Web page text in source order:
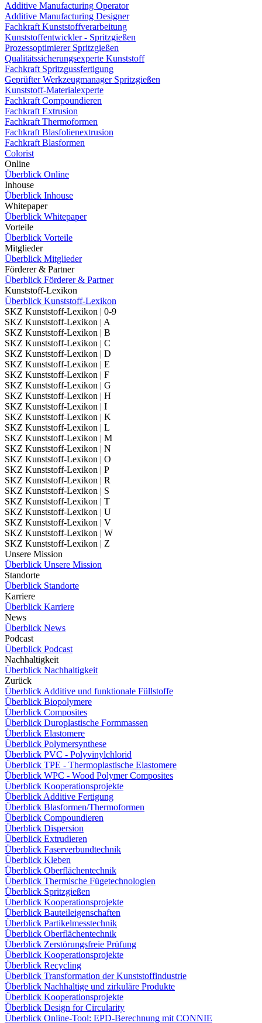
Additive Manufacturing Operator
Additive Manufacturing Designer
Fachkraft Kunststoffverarbeitung
Kunststoffentwickler - Spritzgießen
Prozessoptimierer Spritzgießen
Qualitätssicherungsexperte Kunststoff
Fachkraft Spritzgussfertigung
Geprüfter Werkzeugmanager Spritzgießen
Kunststoff-Materialexperte
Fachkraft Compoundieren
Fachkraft Extrusion
Fachkraft Thermoformen
Fachkraft Blasfolienextrusion
Fachkraft Blasformen
Colorist
Online
Überblick Online
Inhouse
Überblick Inhouse
Whitepaper
Überblick Whitepaper
Vorteile
Überblick Vorteile
Mitglieder
Überblick Mitglieder
Förderer & Partner
Überblick Förderer & Partner
Kunststoff-Lexikon
Überblick Kunststoff-Lexikon
SKZ Kunststoff-Lexikon | 0-9
SKZ Kunststoff-Lexikon | A
SKZ Kunststoff-Lexikon | B
SKZ Kunststoff-Lexikon | C
SKZ Kunststoff-Lexikon | D
SKZ Kunststoff-Lexikon | E
SKZ Kunststoff-Lexikon | F
SKZ Kunststoff-Lexikon | G
SKZ Kunststoff-Lexikon | H
SKZ Kunststoff-Lexikon | I
SKZ Kunststoff-Lexikon | K
SKZ Kunststoff-Lexikon | L
SKZ Kunststoff-Lexikon | M
SKZ Kunststoff-Lexikon | N
SKZ Kunststoff-Lexikon | O
SKZ Kunststoff-Lexikon | P
SKZ Kunststoff-Lexikon | R
SKZ Kunststoff-Lexikon | S
SKZ Kunststoff-Lexikon | T
SKZ Kunststoff-Lexikon | U
SKZ Kunststoff-Lexikon | V
SKZ Kunststoff-Lexikon | W
SKZ Kunststoff-Lexikon | Z
Unsere Mission
Überblick Unsere Mission
Standorte
Überblick Standorte
Karriere
Überblick Karriere
News
Überblick News
Podcast
Überblick Podcast
Nachhaltigkeit
Überblick Nachhaltigkeit
Zurück
Überblick Additive und funktionale Füllstoffe
Überblick Biopolymere
Überblick Composites
Überblick Duroplastische Formmassen
Überblick Elastomere
Überblick Polymersynthese
Überblick PVC - Polyvinylchlorid
Überblick TPE - Thermoplastische Elastomere
Überblick WPC - Wood Polymer Composites
Überblick Kooperationsprojekte
Überblick Additive Fertigung
Überblick Blasformen/Thermoformen
Überblick Compoundieren
Überblick Dispersion
Überblick Extrudieren
Überblick Faserverbundtechnik
Überblick Kleben
Überblick Oberflächentechnik
Überblick Thermische Fügetechnologien
Überblick Spritzgießen
Überblick Kooperationsprojekte
Überblick Bauteileigenschaften
Überblick Partikelmesstechnik
Überblick Oberflächentechnik
Überblick Zerstörungsfreie Prüfung
Überblick Kooperationsprojekte
Überblick Recycling
Überblick Transformation der Kunststoffindustrie
Überblick Nachhaltige und zirkuläre Produkte
Überblick Kooperationsprojekte
Überblick Design for Circularity
Überblick Online-Tool: EPD-Berechnung mit CONNIE